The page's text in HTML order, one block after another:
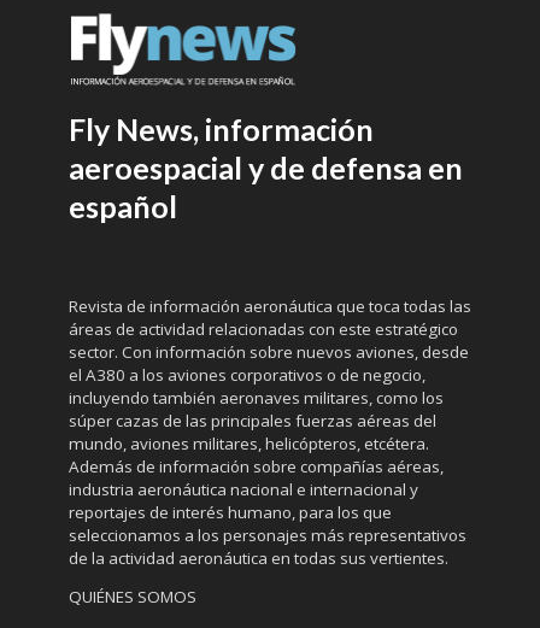
Fly News, información
aeroespacial y de defensa en
español
Revista de información aeronáutica que toca todas las
áreas de actividad relacionadas con este estratégico
sector. Con información sobre nuevos aviones, desde
el A380 a los aviones corporativos o de negocio,
incluyendo también aeronaves militares, como los
súper cazas de las principales fuerzas aéreas del
mundo, aviones militares, helicópteros, etcétera.
Además de información sobre compañías aéreas,
industria aeronáutica nacional e internacional y
reportajes de interés humano, para los que
seleccionamos a los personajes más representativos
de la actividad aeronáutica en todas sus vertientes.
QUIÉNES SOMOS